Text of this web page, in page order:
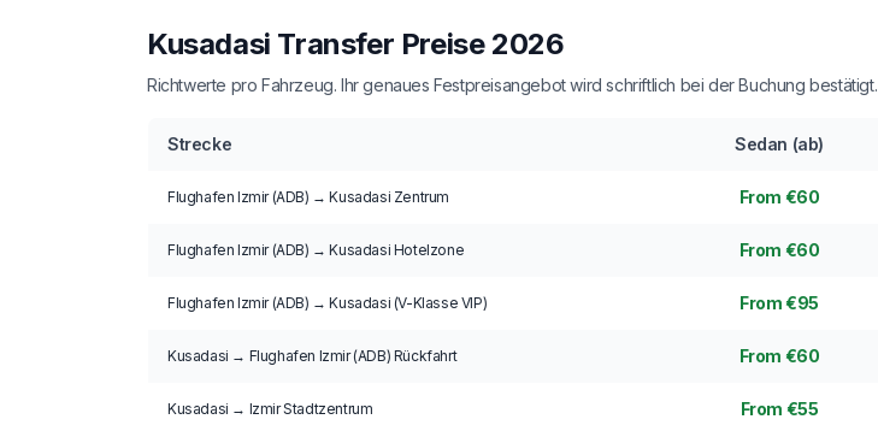
Kusadasi Transfer Preise 2026
Richtwerte pro Fahrzeug. Ihr genaues Festpreisangebot wird schriftlich bei der Buchung bestätigt.
Strecke Sedan (ab)
Flughafen Izmir (ADB) → Kusadasi Zentrum From €60
Flughafen Izmir (ADB) → Kusadasi Hotelzone From €60
Flughafen Izmir (ADB) → Kusadasi (V-Klasse VIP) From €95
Kusadasi → Flughafen Izmir (ADB) Rückfahrt From €60
Kusadasi → Izmir Stadtzentrum From €55